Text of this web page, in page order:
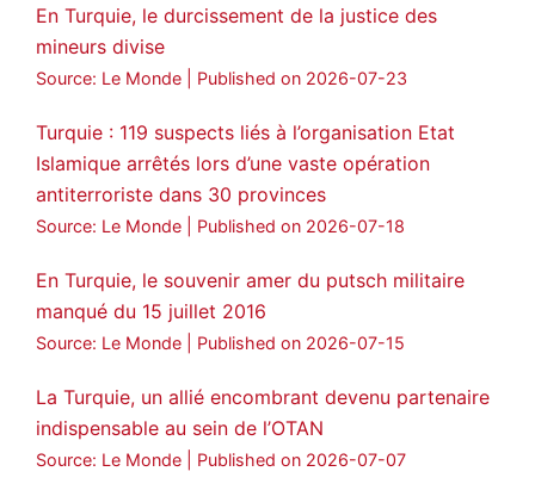
En Turquie, le durcissement de la justice des
mineurs divise
Source: Le Monde Published on 2026-07-23
Turquie : 119 suspects liés à l’organisation Etat
Islamique arrêtés lors d’une vaste opération
antiterroriste dans 30 provinces
Source: Le Monde Published on 2026-07-18
En Turquie, le souvenir amer du putsch militaire
manqué du 15 juillet 2016
Source: Le Monde Published on 2026-07-15
La Turquie, un allié encombrant devenu partenaire
indispensable au sein de l’OTAN
Source: Le Monde Published on 2026-07-07